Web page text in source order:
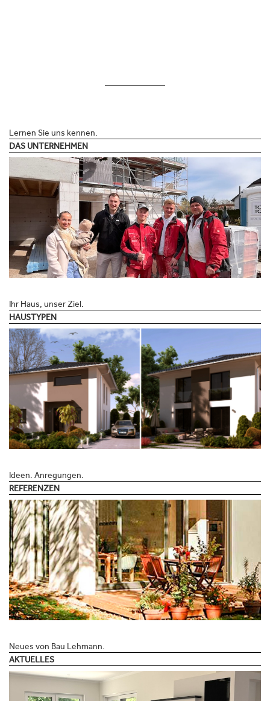
Lernen Sie uns kennen.
DAS UNTERNEHMEN
Ihr Haus, unser Ziel.
HAUSTYPEN
Ideen. Anregungen.
REFERENZEN
Neues von Bau Lehmann.
AKTUELLES